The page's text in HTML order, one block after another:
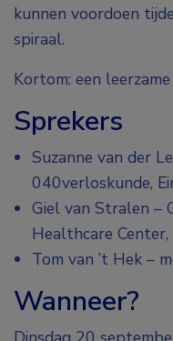
kunnen voordoen
spiraal.
Kortom: een
Sprekers
Suzanne van der
040verloskunde,
Giel van Stralen –
Healthcare
Tom van ’t Hek –
Wanneer?